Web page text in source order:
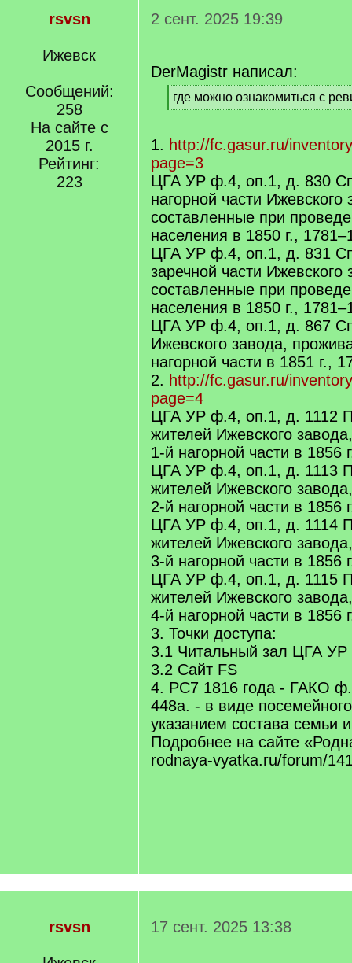
rsvsn
Ижевск
Сообщений:
258
На сайте с
2015 г.
Рейтинг:
223
2 сент. 2025 19:39
DerMagistr написал:
[
q
где можно ознакомиться с
[
q
]
1. http://fc.gasur.ru/
page=3
ЦГА УР ф.4, оп.1, д. 830
нагорной части Ижевского
составленные при
населения в 1850 г.,
ЦГА УР ф.4, оп.1, д. 831
заречной части Ижевского
составленные при
населения в 1850 г.,
ЦГА УР ф.4, оп.1, д. 867
Ижевского завода,
нагорной части в 1851 г.,
2. http://fc.gasur.ru/
page=4
ЦГА УР ф.4, оп.1, д. 1112
жителей Ижевского
1-й нагорной части в 1856
ЦГА УР ф.4, оп.1, д. 1113
жителей Ижевского
2-й нагорной части в 1856
ЦГА УР ф.4, оп.1, д. 1114
жителей Ижевского
3-й нагорной части в 1856
ЦГА УР ф.4, оп.1, д. 1115
жителей Ижевского
4-й нагорной части в 1856
3. Точки доступа:
3.1 Читальный зал ЦГА УР
3.2 Сайт FS
4. РС7 1816 года - ГАКО
448а. - в виде
указанием состава семьи
Подробнее на сайте
rodnaya-vyatka.ru/forum/
rsvsn 17 сент. 2025 13:38